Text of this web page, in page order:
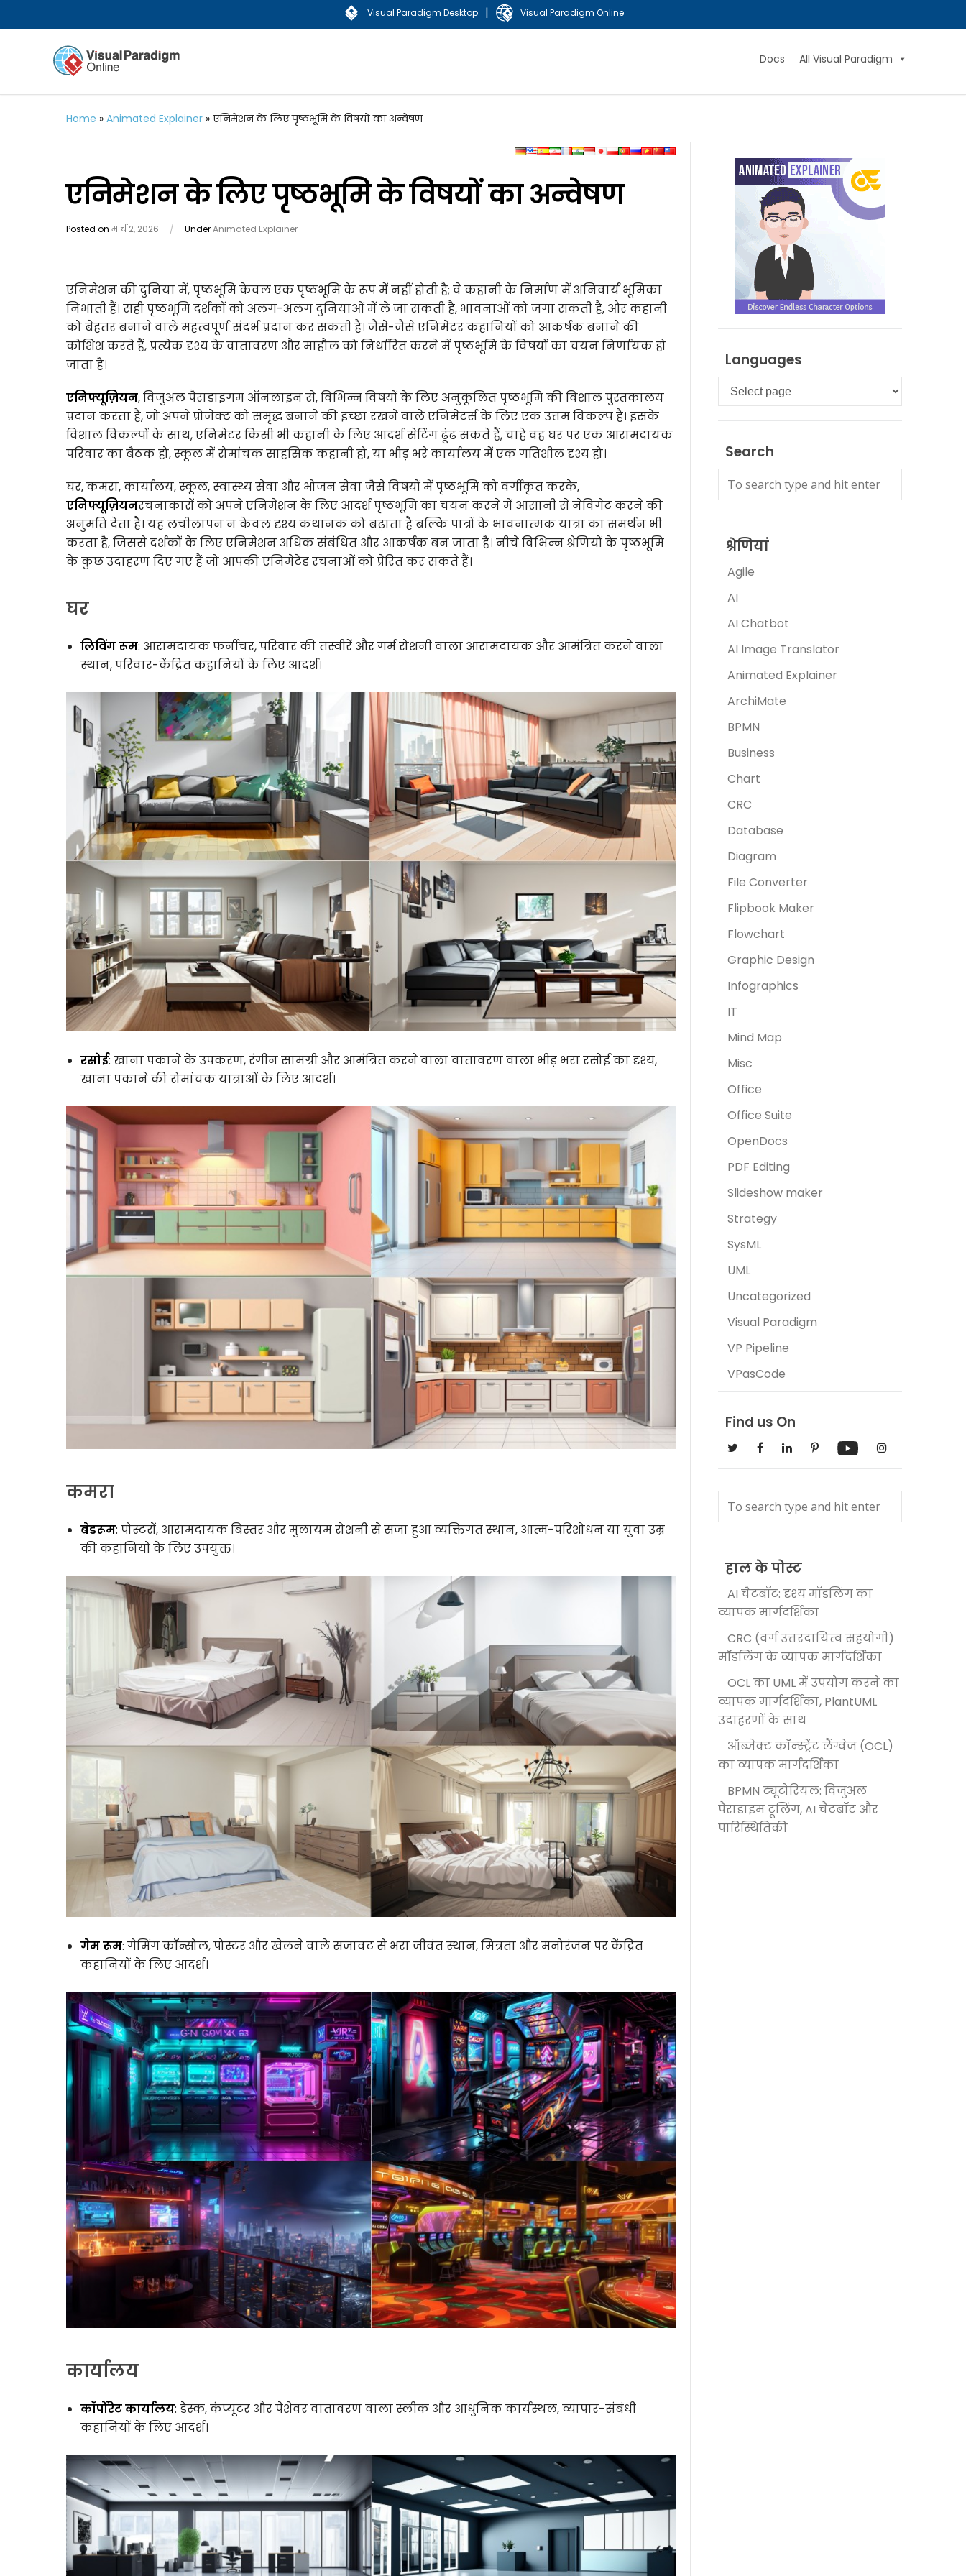
Visual Paradigm Desktop | Visual Paradigm Online
Docs All Visual Paradigm
Home » Animated Explainer » एनिमेशन के लिए पृष्ठभूमि के विषयों का अन्वेषण
एनिमेशन के लिए पृष्ठभूमि के विषयों का अन्वेषण
Posted onमार्च 2, 2026 / UnderAnimated Explainer
एनिमेशन की दुनिया में, पृष्ठभूमि केवल एक पृष्ठभूमि के रूप में नहीं होती है; वे कहानी के निर्माण में अनिवार्य भूमिका
निभाती हैं। सही पृष्ठभूमि दर्शकों को अलग-अलग दुनियाओं में ले जा सकती है, भावनाओं को जगा सकती है, और कहानी
को बेहतर बनाने वाले महत्वपूर्ण संदर्भ प्रदान कर सकती है। जैसे-जैसे एनिमेटर कहानियों को आकर्षक बनाने की
कोशिश करते हैं, प्रत्येक दृश्य के वातावरण और माहौल को निर्धारित करने में पृष्ठभूमि के विषयों का चयन निर्णायक हो
जाता है।
एनिफ्यूज़ियन, विजुअल पैराडाइगम ऑनलाइन से, विभिन्न विषयों के लिए अनुकूलित पृष्ठभूमि की विशाल पुस्तकालय
प्रदान करता है, जो अपने प्रोजेक्ट को समृद्ध बनाने की इच्छा रखने वाले एनिमेटर्स के लिए एक उत्तम विकल्प है। इसके
विशाल विकल्पों के साथ, एनिमेटर किसी भी कहानी के लिए आदर्श सेटिंग ढूंढ सकते हैं, चाहे वह घर पर एक आरामदायक
परिवार का बैठक हो, स्कूल में रोमांचक साहसिक कहानी हो, या भीड़ भरे कार्यालय में एक गतिशील दृश्य हो।
घर, कमरा, कार्यालय, स्कूल, स्वास्थ्य सेवा और भोजन सेवा जैसे विषयों में पृष्ठभूमि को वर्गीकृत करके,
एनिफ्यूज़ियनरचनाकारों को अपने एनिमेशन के लिए आदर्श पृष्ठभूमि का चयन करने में आसानी से नेविगेट करने की
अनुमति देता है। यह लचीलापन न केवल दृश्य कथानक को बढ़ाता है बल्कि पात्रों के भावनात्मक यात्रा का समर्थन भी
करता है, जिससे दर्शकों के लिए एनिमेशन अधिक संबंधित और आकर्षक बन जाता है। नीचे विभिन्न श्रेणियों के पृष्ठभूमि
के कुछ उदाहरण दिए गए हैं जो आपकी एनिमेटेड रचनाओं को प्रेरित कर सकते हैं।
घर
लिविंग रूम: आरामदायक फर्नीचर, परिवार की तस्वीरें और गर्म रोशनी वाला आरामदायक और आमंत्रित करने वाला
स्थान, परिवार-केंद्रित कहानियों के लिए आदर्श।
रसोई: खाना पकाने के उपकरण, रंगीन सामग्री और आमंत्रित करने वाला वातावरण वाला भीड़ भरा रसोई का दृश्य,
खाना पकाने की रोमांचक यात्राओं के लिए आदर्श।
कमरा
बेडरूम: पोस्टरों, आरामदायक बिस्तर और मुलायम रोशनी से सजा हुआ व्यक्तिगत स्थान, आत्म-परिशोधन या युवा उम्र
की कहानियों के लिए उपयुक्त।
गेम रूम: गेमिंग कॉन्सोल, पोस्टर और खेलने वाले सजावट से भरा जीवंत स्थान, मित्रता और मनोरंजन पर केंद्रित
कहानियों के लिए आदर्श।
कार्यालय
कॉर्पोरेट कार्यालय: डेस्क, कंप्यूटर और पेशेवर वातावरण वाला स्लीक और आधुनिक कार्यस्थल, व्यापार-संबंधी
कहानियों के लिए आदर्श।
Languages
Languages
Search
श्रेणियां
Agile
AI
AI Chatbot
AI Image Translator
Animated Explainer
ArchiMate
BPMN
Business
Chart
CRC
Database
Diagram
File Converter
Flipbook Maker
Flowchart
Graphic Design
Infographics
IT
Mind Map
Misc
Office
Office Suite
OpenDocs
PDF Editing
Slideshow maker
Strategy
SysML
UML
Uncategorized
Visual Paradigm
VP Pipeline
VPasCode
Find us On
हाल के पोस्ट
AI चैटबॉट: दृश्य मॉडलिंग का
व्यापक मार्गदर्शिका
CRC (वर्ग उत्तरदायित्व सहयोगी)
मॉडलिंग के व्यापक मार्गदर्शिका
OCL का UML में उपयोग करने का
व्यापक मार्गदर्शिका, PlantUML
उदाहरणों के साथ
ऑब्जेक्ट कॉन्स्ट्रेंट लैंग्वेज (OCL)
का व्यापक मार्गदर्शिका
BPMN ट्यूटोरियल: विजुअल
पैराडाइम टूलिंग, AI चैटबॉट और
पारिस्थितिकी